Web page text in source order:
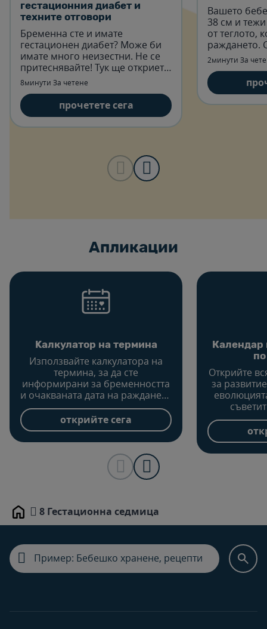
гестационния диабет и
техните отговори
Бременна сте и имате
гестационен диабет? Може би
имате много неизестни. Не се
притеснявайте! Тук ще откриете
отговори на всички въпроси,
свързани с гестационния
диабет.
8минути За четене
прочетете сега
Вашето
38 см и
от теглото,
раждането.
около 5½ см
Прочетете
седмица.
2минути За
Aпликации
Kалкулатор на термина
Използвайте калкулатора на
термина, за да сте
информирани за бременността
и очакваната дата на раждането
и да научите какво трябва да
планирате за бъдещото си
бебе.
открийте сега
Календар
Открийте
за
щастлива
Home 8 Гестационна седмица